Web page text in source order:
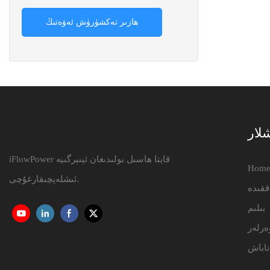
ھازىر تەكشۈرۈش ئەۋەتىڭ
iFlowPower قايتا ھاسىل بولىدىغان ئېنېرگىيە
ئىشلەپچىقارغۇچى.
Home
بىلىم